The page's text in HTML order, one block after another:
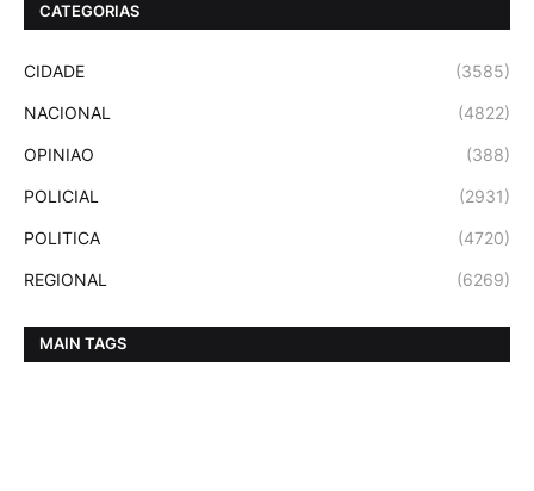
CATEGORIAS
CIDADE (3585)
NACIONAL (4822)
OPINIAO (388)
POLICIAL (2931)
POLITICA (4720)
REGIONAL (6269)
MAIN TAGS